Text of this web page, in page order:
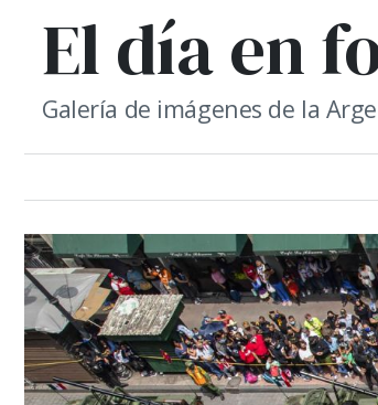
El día en
Galería de imágenes de la